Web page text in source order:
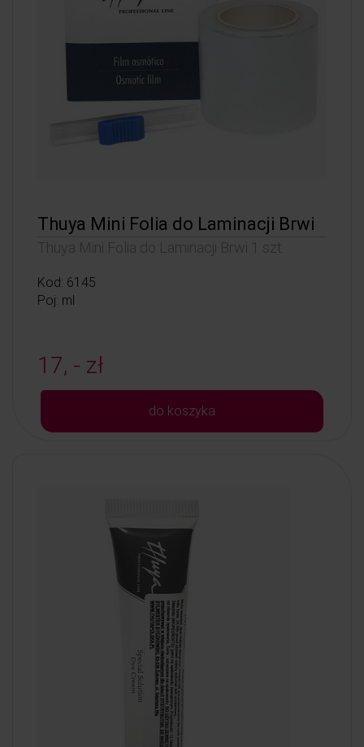
Thuya Mini Folia do Laminacji Brwi
Thuya Mini Folia do Laminacji Brwi 1 szt.
Kod: 6145
Poj: ml
17, - zł
do koszyka